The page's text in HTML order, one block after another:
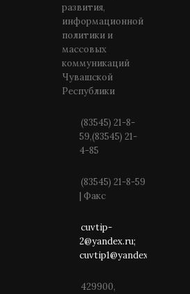
развития,
информационной
политики и
массовых
коммуникаций
Чувашской
Республики
(83545) 21-8-
59,(83545) 21-
4-85
(83545) 21-8-59
| Факс
cuvtip-
2@yandex.ru;
cuvtip1@yandex.ru
429900,